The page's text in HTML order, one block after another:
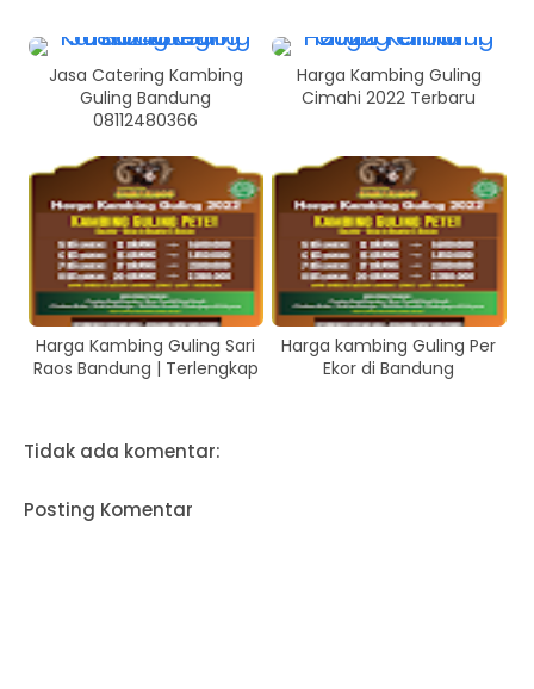
Jasa Catering Kambing
Guling Bandung
08112480366
Harga Kambing Guling
Cimahi 2022 Terbaru
Harga Kambing Guling Sari
Raos Bandung | Terlengkap
Harga kambing Guling Per
Ekor di Bandung
Tidak ada komentar:
Posting Komentar